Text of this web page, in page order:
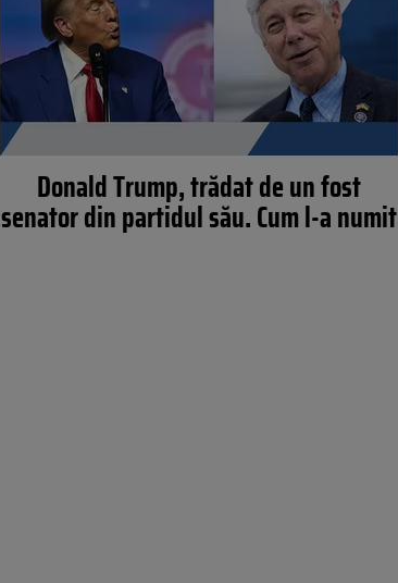
Donald Trump, trădat de un fost
senator din partidul său. Cum l-a numit